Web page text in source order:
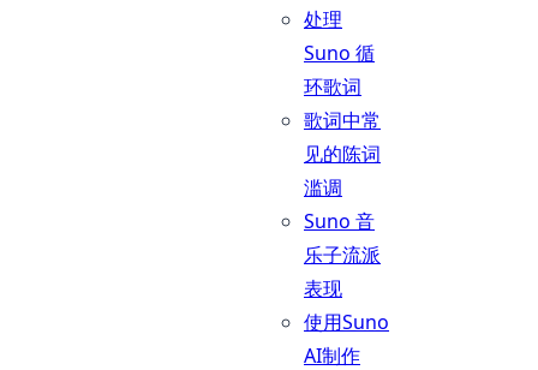
处理
Suno 循
环歌词
歌词中常
见的陈词
滥调
Suno 音
乐子流派
表现
使用Suno
AI制作